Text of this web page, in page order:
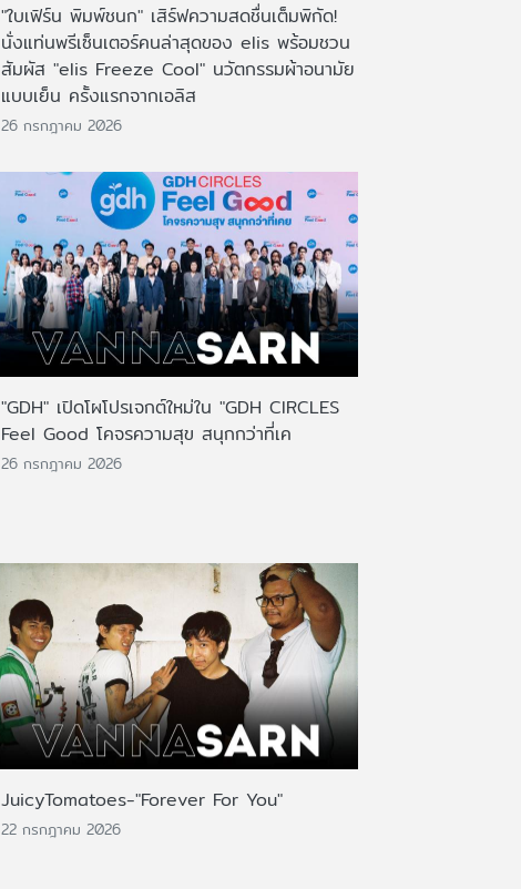
"ใบเฟิร์น พิมพ์ชนก" เสิร์ฟความสดชื่นเต็มพิกัด!
นั่งแท่นพรีเซ็นเตอร์คนล่าสุดของ elis พร้อมชวน
สัมผัส "elis Freeze Cool" นวัตกรรมผ้าอนามัย
แบบเย็น ครั้งแรกจากเอลิส
26 กรกฎาคม 2026
"GDH" เปิดโผโปรเจกต์ใหม่ใน "GDH CIRCLES
Feel Good โคจรความสุข สนุกกว่าที่เค
26 กรกฎาคม 2026
JuicyTomatoes-"Forever For You"
22 กรกฎาคม 2026